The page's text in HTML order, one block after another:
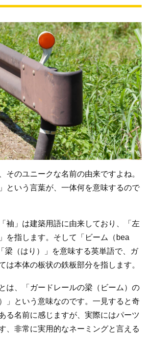
そのユニークな名前の由来ですよね。
という言葉が、一体何を意味するので
袖」は建築用語に由来しており、「左
を指します。そして「ビーム（bea
梁（はり）」を意味する英単語で、ガ
は本体の板状の鉄板部分を指します。
は、「ガードレールの梁（ビーム）の
」という意味なのです。一見すると奇
る名前に感じますが、実際にはパーツ
、非常に実用的なネーミングと言える